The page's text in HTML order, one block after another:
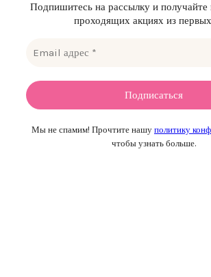
Подпишитесь на рассылку и
проходящих акциях из
Мы не спамим! Прочтите нашу политику
чтобы узнать больше.